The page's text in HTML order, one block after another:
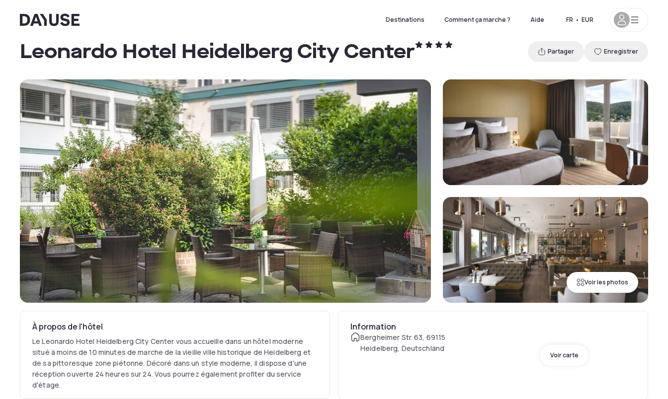
Dayuse Destinations Comment ça marche ? Aide FR • EUR
Voir les photos
Leonardo Hotel Heidelberg City Center Partager Enregistrer
À propos de l'hôtel
Le Leonardo Hotel Heidelberg City Center vous accueille dans un hôtel moderne
situé à moins de 10 minutes de marche de la vieille ville historique de Heidelberg et
de sa pittoresque zone piétonne. Décoré dans un style moderne, il dispose d'une
réception ouverte 24 heures sur 24. Vous pourrez également profiter du service
d'étage.
Information
Bergheimer Str. 63, 69115
Heidelberg, Deutschland
Voir carte